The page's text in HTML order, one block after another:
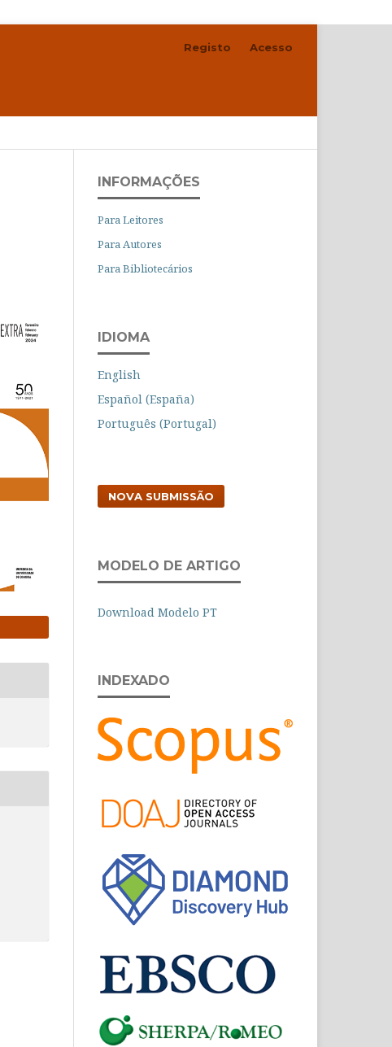
Registo Acesso
INFORMAÇÕES
Para Leitores
Para Autores
Para Bibliotecários
IDIOMA
English
Español (España)
Português (Portugal)
NOVA SUBMISSÃO
MODELO DE ARTIGO
Download Modelo PT
INDEXADO